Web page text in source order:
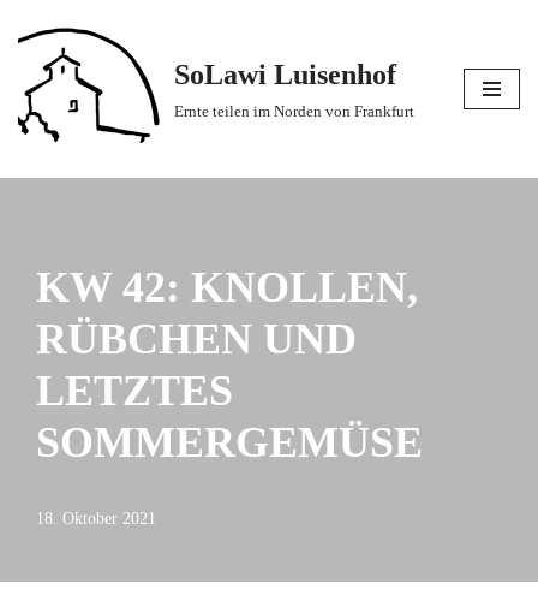
Zum
Inhalt
springen
SoLawi Luisenhof
Ernte teilen im Norden von Frankfurt
KW 42: KNOLLEN,
RÜBCHEN UND
LETZTES
SOMMERGEMÜSE
18. Oktober 2021